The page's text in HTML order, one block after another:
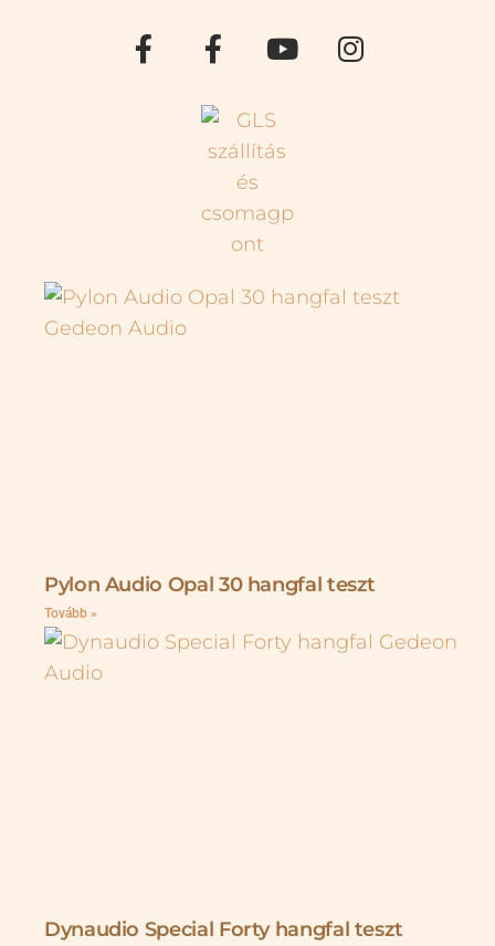
Pylon Audio Opal 30 hangfal teszt
Tovább »
Dynaudio Special Forty hangfal teszt